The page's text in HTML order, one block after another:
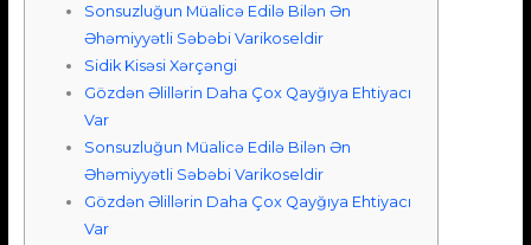
Sonsuzluğun Müalicə Edilə Bilən Ən
Əhəmiyyətli Səbəbi Varikoseldir
Sidik Kisəsi Xərçəngi
Gözdən Əlillərin Daha Çox Qayğıya Ehtiyacı
Var
Sonsuzluğun Müalicə Edilə Bilən Ən
Əhəmiyyətli Səbəbi Varikoseldir
Gözdən Əlillərin Daha Çox Qayğıya Ehtiyacı
Var